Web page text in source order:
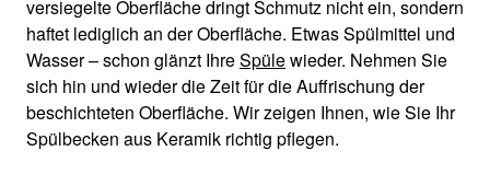
versiegelte Oberfläche dringt Schmutz nicht ein, sondern
haftet lediglich an der Oberfläche. Etwas Spülmittel und
Wasser – schon glänzt IhreSpülewieder. Nehmen Sie
sich hin und wieder die Zeit für die Auffrischung der
beschichteten Oberfläche. Wir zeigen Ihnen, wie Sie Ihr
Spülbecken aus Keramik richtig pflegen.